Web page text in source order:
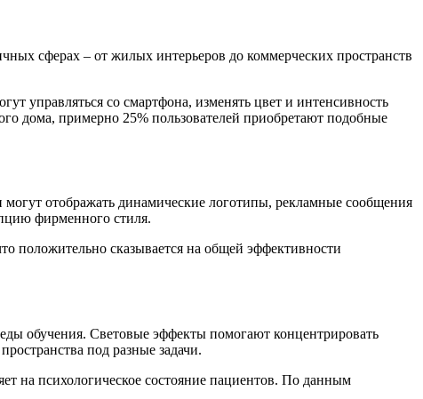
сферах – от жилых интерьеров до коммерческих пространств
управляться со смартфона, изменять цвет и интенсивность
дома, примерно 25% пользователей приобретают подобные
отображать динамические логотипы, рекламные сообщения
фирменного стиля.
положительно сказывается на общей эффективности
обучения. Световые эффекты помогают концентрировать
под разные задачи.
на психологическое состояние пациентов. По данным